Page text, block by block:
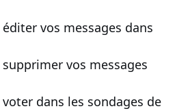
éditer vos messages dans
supprimer vos messages
voter dans les sondages de